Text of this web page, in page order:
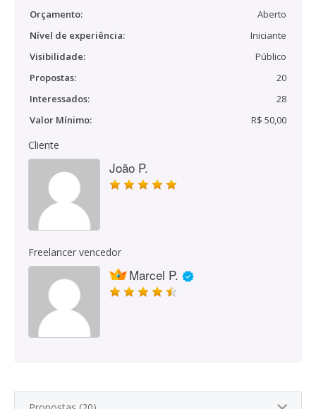
Orçamento:
Aberto
Nível de experiência:
Iniciante
Visibilidade:
Público
Propostas:
20
Interessados:
28
Valor Mínimo:
R$ 50,00
Cliente
João P.
Freelancer vencedor
Marcel P.